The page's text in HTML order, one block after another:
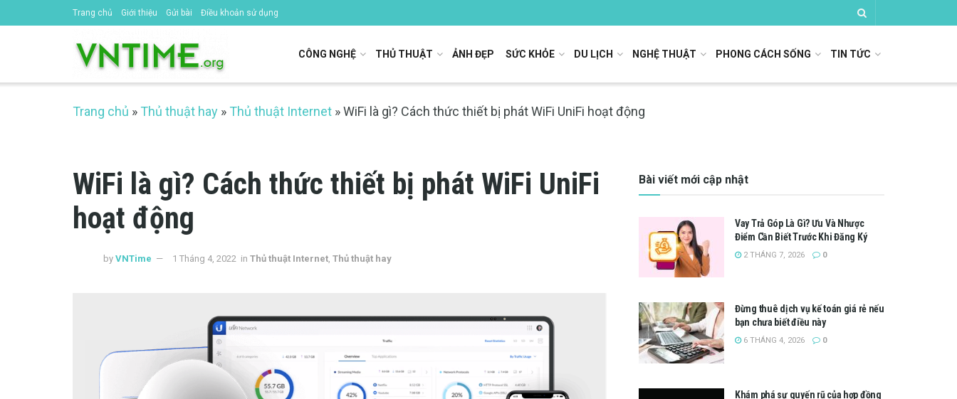
Trang chủ Giới thiệu Gửi bài Điều khoản sử dụng
CÔNG NGHỆ THỦ THUẬT ẢNH ĐẸP SỨC KHỎE DU LỊCH NGHỆ THUẬT PHONG CÁCH SỐNG TIN TỨC
Trang chủ » Thủ thuật hay » Thủ thuật Internet »WiFi là gì? Cách thức thiết bị phát WiFi UniFi hoạt động
WiFi là gì? Cách thức thiết bị phát WiFi UniFi
hoạt động
by VNTime 1 Tháng 4, 2022 in Thủ thuật Internet, Thủ thuật hay
Bài viết mới cập nhật
Vay Trả Góp Là Gì? Ưu Và Nhược
Điểm Cần Biết Trước Khi Đăng Ký
2 THÁNG 7, 2026 0
Đừng thuê dịch vụ kế toán giá rẻ nếu
bạn chưa biết điều này
6 THÁNG 4, 2026 0
Khám phá sự quyến rũ của hợp đồng